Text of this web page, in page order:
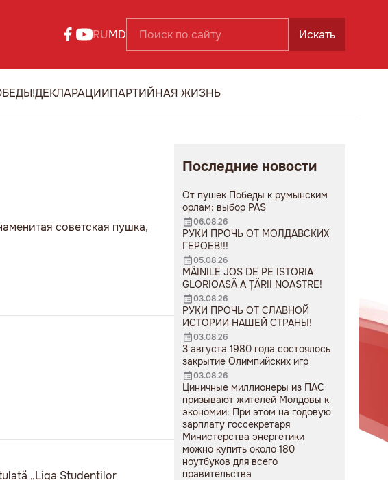
RUMD Искать
ДЕКЛАРАЦИИПАРТИЙНАЯ ЖИЗНЬ
советская пушка,
„Liga Studenților
Последние новости
От пушек Победы к румынским
орлам: выбор PAS
06.08.26
РУКИ ПРОЧЬ ОТ МОЛДАВСКИХ
ГЕРОЕВ!!!
05.08.26
MÂINILE JOS DE PE ISTORIA
GLORIOASĂ A ȚĂRII NOASTRE!
03.08.26
РУКИ ПРОЧЬ ОТ СЛАВНОЙ
ИСТОРИИ НАШЕЙ СТРАНЫ!
03.08.26
3 августа 1980 года состоялось
закрытие Олимпийских игр
03.08.26
Циничные миллионеры из ПАС
призывают жителей Молдовы к
экономии: При этом на годовую
зарплату госсекретаря
Министерства энергетики
можно купить около 180
ноутбуков для всего
правительства